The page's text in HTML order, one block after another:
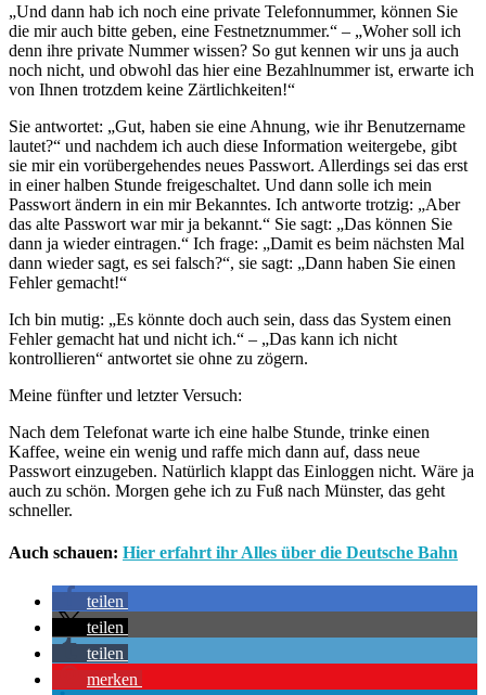
„Und dann hab ich noch eine private Telefonnummer, können Sie
die mir auch bitte geben, eine Festnetznummer.“ – „Woher soll ich
denn ihre private Nummer wissen? So gut kennen wir uns ja auch
noch nicht, und obwohl das hier eine Bezahlnummer ist, erwarte ich
von Ihnen trotzdem keine Zärtlichkeiten!“
Sie antwortet: „Gut, haben sie eine Ahnung, wie ihr Benutzername
lautet?“ und nachdem ich auch diese Information weitergebe, gibt
sie mir ein vorübergehendes neues Passwort. Allerdings sei das erst
in einer halben Stunde freigeschaltet. Und dann solle ich mein
Passwort ändern in ein mir Bekanntes. Ich antworte trotzig: „Aber
das alte Passwort war mir ja bekannt.“ Sie sagt: „Das können Sie
dann ja wieder eintragen.“ Ich frage: „Damit es beim nächsten Mal
dann wieder sagt, es sei falsch?“, sie sagt: „Dann haben Sie einen
Fehler gemacht!“
Ich bin mutig: „Es könnte doch auch sein, dass das System einen
Fehler gemacht hat und nicht ich.“ – „Das kann ich nicht
kontrollieren“ antwortet sie ohne zu zögern.
Meine fünfter und letzter Versuch:
Nach dem Telefonat warte ich eine halbe Stunde, trinke einen
Kaffee, weine ein wenig und raffe mich dann auf, dass neue
Passwort einzugeben. Natürlich klappt das Einloggen nicht. Wäre ja
auch zu schön. Morgen gehe ich zu Fuß nach Münster, das geht
schneller.
Auch schauen: Hier erfahrt ihr Alles über die Deutsche Bahn
teilen
teilen
teilen
merken